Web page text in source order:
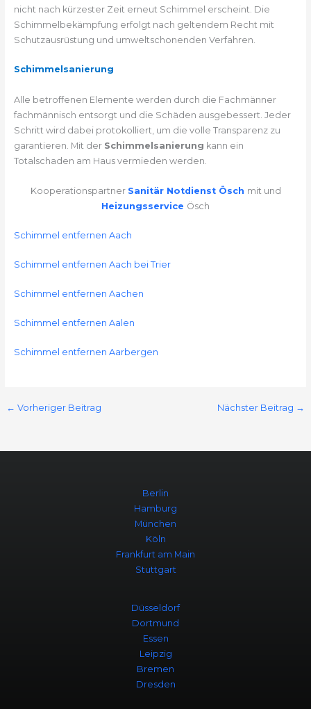
nicht nach kürzester Zeit erneut Schimmel erscheint. Die
Schimmelbekämpfung erfolgt nach geltendem Recht mit
Schutzausrüstung und umweltschonenden Verfahren.
Schimmelsanierung
Alle betroffenen Elemente werden durch die Fachmänner
fachmännisch entsorgt und die Schäden ausgebessert. Jeder
Schritt wird dabei protokolliert, um die volle Transparenz zu
garantieren. Mit der Schimmelsanierung kann ein
Totalschaden am Haus vermieden werden.
Kooperationspartner Sanitär Notdienst Ösch mit und
Heizungsservice Ösch
Schimmel entfernen Aach
Schimmel entfernen Aach bei Trier
Schimmel entfernen Aachen
Schimmel entfernen Aalen
Schimmel entfernen Aarbergen
← Vorheriger Beitrag Nächster Beitrag →
Berlin
Hamburg
München
Köln
Frankfurt am Main
Stuttgart
Düsseldorf
Dortmund
Essen
Leipzig
Bremen
Dresden